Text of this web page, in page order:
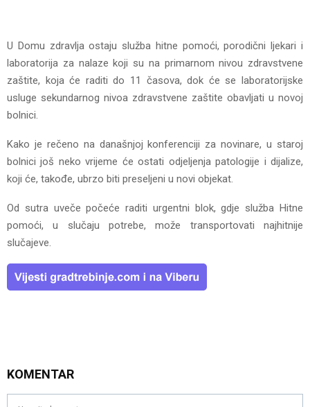
U Domu zdravlja ostaju služba hitne pomoći, porodični ljekari i
laboratorija za nalaze koji su na primarnom nivou zdravstvene
zaštite, koja će raditi do 11 časova, dok će se laboratorijske
usluge sekundarnog nivoa zdravstvene zaštite obavljati u novoj
bolnici.
Kako je rečeno na današnjoj konferenciji za novinare, u staroj
bolnici još neko vrijeme će ostati odjeljenja patologije i dijalize,
koji će, takođe, ubrzo biti preseljeni u novi objekat.
Od sutra uveče počeće raditi urgentni blok, gdje služba Hitne
pomoći, u slučaju potrebe, može transportovati najhitnije
slučajeve.
KOMENTAR